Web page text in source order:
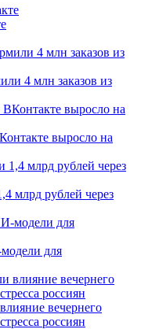
4 млн заказов из
выросло на
млрд рублей через
для
вечернего
россиян